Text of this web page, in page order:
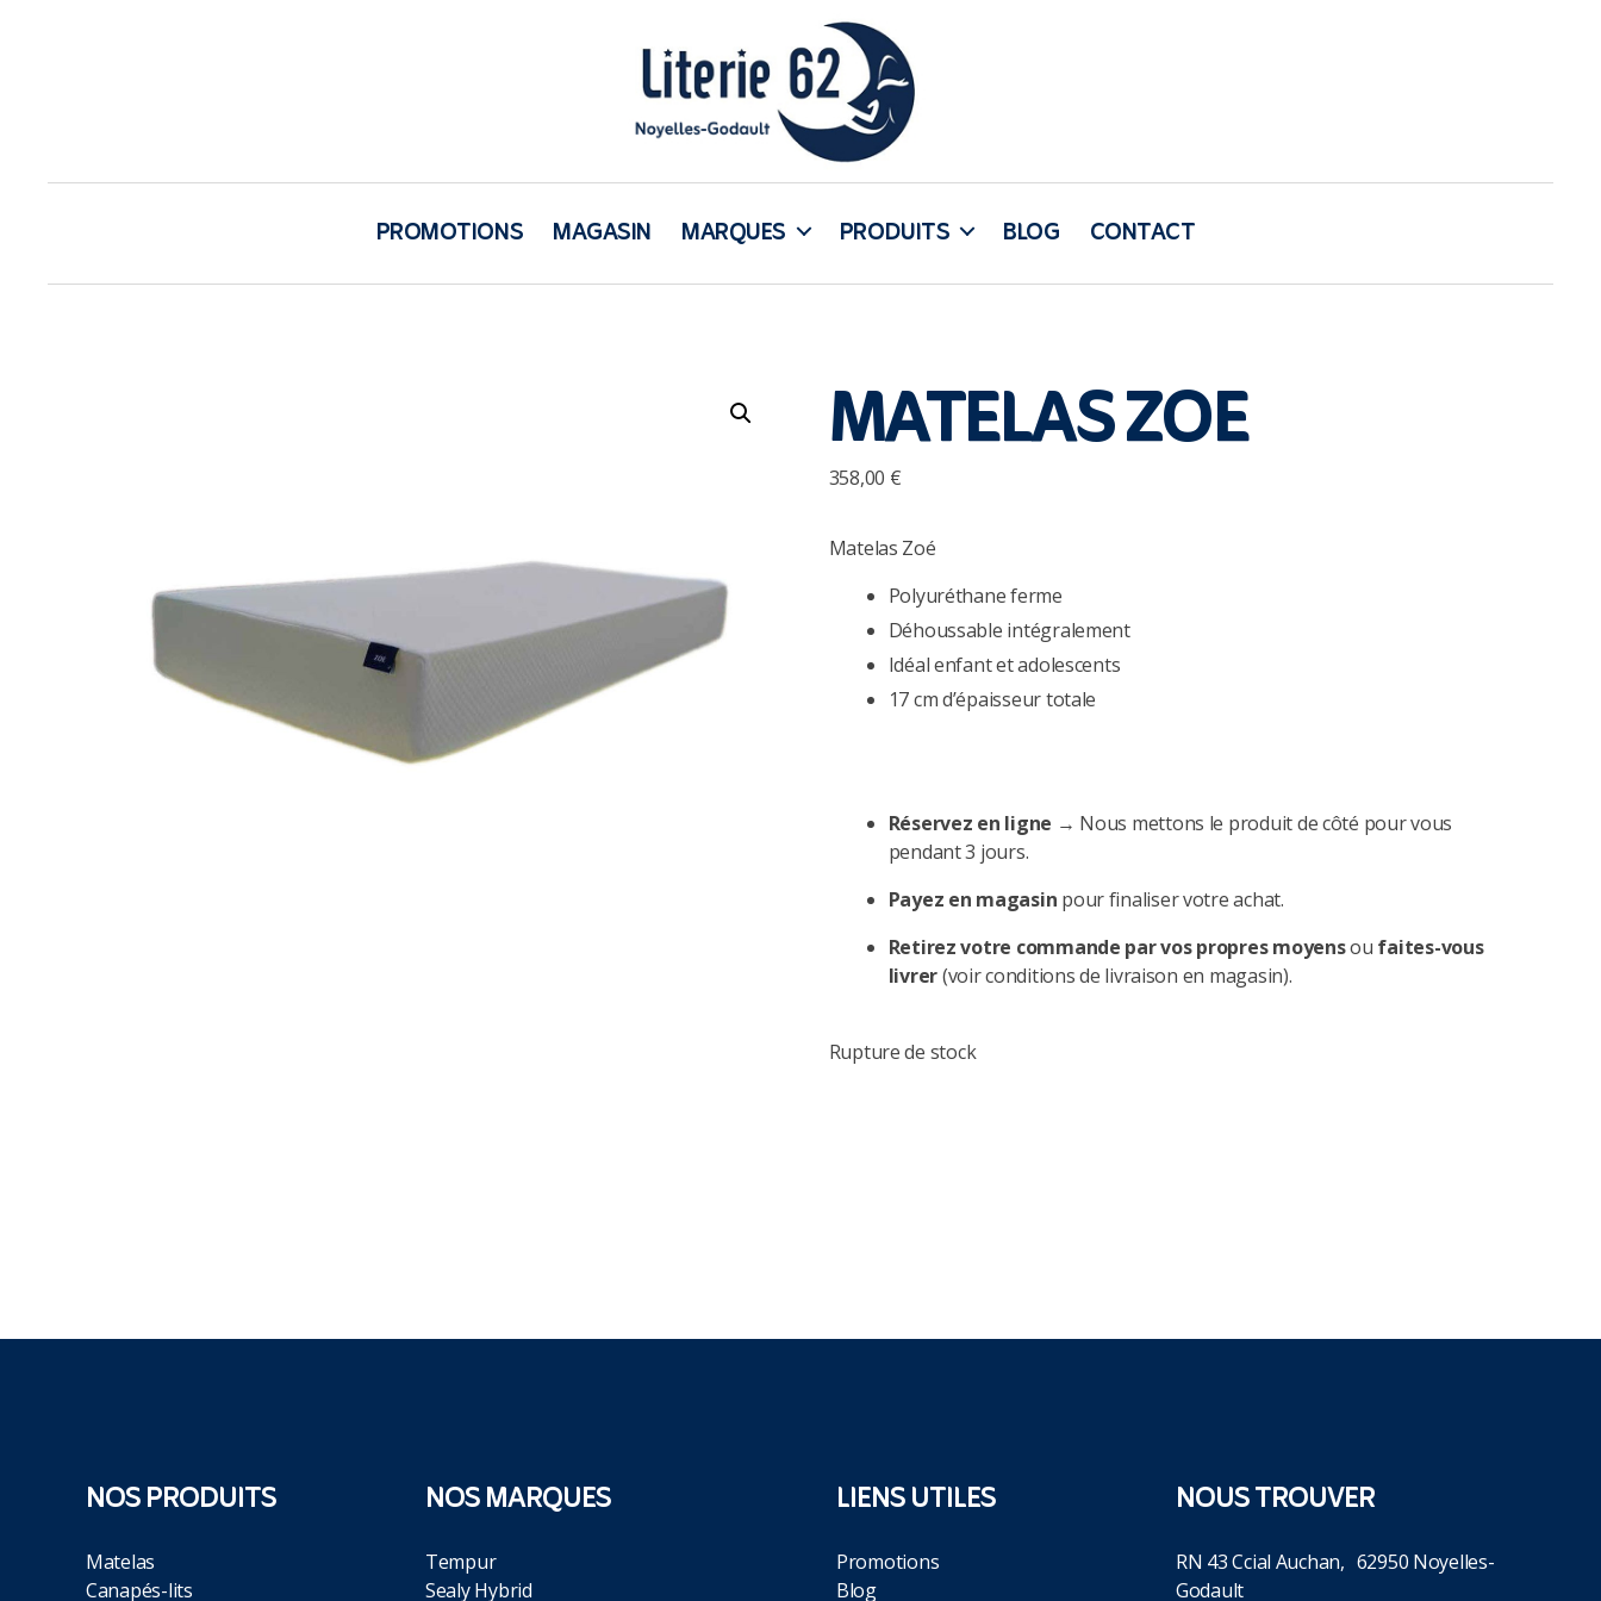
62
PROMOTIONS MAGASIN MARQUES PRODUITS BLOG CONTACT
MATELAS ZOE
358,00 €
Matelas Zoé
Polyuréthane ferme
Déhoussable intégralement
Idéal enfant et adolescents
17 cm d’épaisseur totale
Réservez en ligne → Nous mettons le produit de côté pour vous
pendant 3 jours.
Payez en magasin pour finaliser votre achat.
Retirez votre commande par vos propres moyensou faites-vous
livrer(voir conditions de livraison en magasin).
Rupture de stock
NOS PRODUITS
Matelas
Canapés-lits
NOS MARQUES
Tempur
Sealy Hybrid
LIENS UTILES
Promotions
Blog
NOUS TROUVER
RN 43 Ccial Auchan, 62950 Noyelles-
Godault